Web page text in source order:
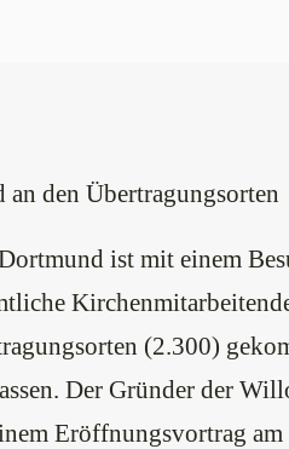
den Übertragungsorten
ist mit einem
(2.300)
Der Gründer der
Eröffnungsvortrag am